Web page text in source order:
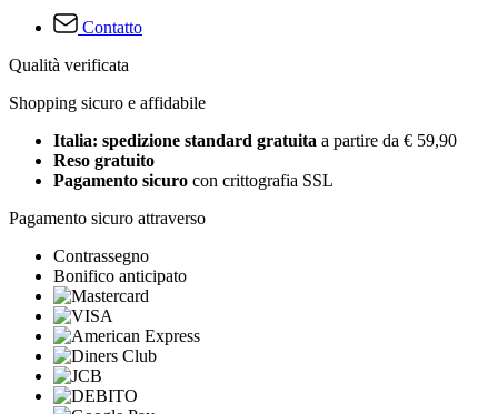
Contatto
Qualità verificata
Shopping sicuro e affidabile
Italia: spedizione standard gratuita a partire da € 59,90
Reso gratuito
Pagamento sicuro con crittografia SSL
Pagamento sicuro attraverso
Contrassegno
Bonifico anticipato